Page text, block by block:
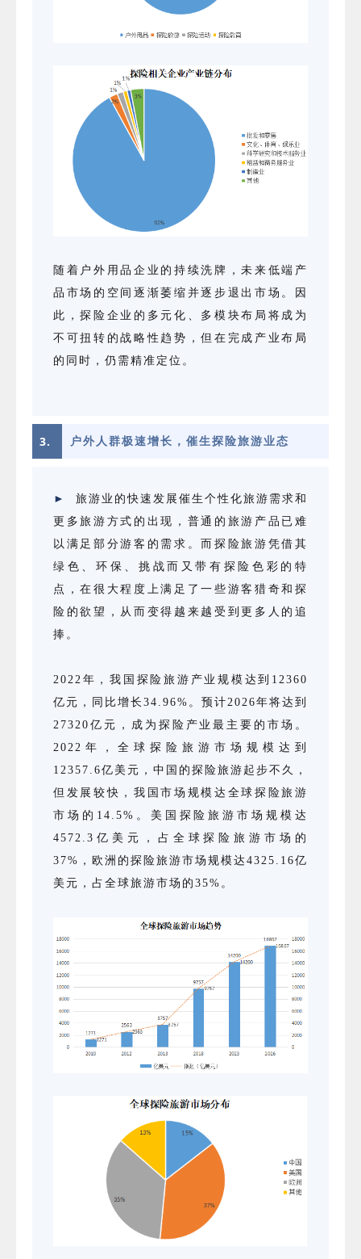
随着户外用品企业的持续洗牌，未来低端产
品市场的空间逐渐萎缩并逐步退出市场。因
此，探险企业的多元化、多模块布局将成为
不可扭转的战略性趋势，但在完成产业布局
的同时，仍需精准定位。
3. 户外人群极速增长，催生探险旅游业态
► 旅游业的快速发展催生个性化旅游需求和
更多旅游方式的出现，普通的旅游产品已难
以满足部分游客的需求。而探险旅游凭借其
绿色、环保、挑战而又带有探险色彩的特
点，在很大程度上满足了一些游客猎奇和探
险的欲望，从而变得越来越受到更多人的追
捧。
2022年，我国探险旅游产业规模达到12360
亿元，同比增长34.96%。预计2026年将达到
27320亿元，成为探险产业最主要的市场。
2022年，全球探险旅游市场规模达到
12357.6亿美元，中国的探险旅游起步不久，
但发展较快，我国市场规模达全球探险旅游
市场的14.5%。美国探险旅游市场规模达
4572.3亿美元，占全球探险旅游市场的
37%，欧洲的探险旅游市场规模达4325.16亿
美元，占全球旅游市场的35%。